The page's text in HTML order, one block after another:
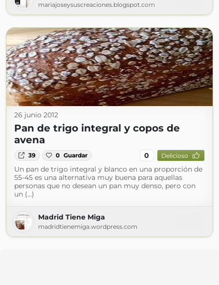
mariajoseysuscreaciones.blogspot.com
26 junio 2012
Pan de trigo integral y copos de
avena
39 0 Guardar 0 Delicioso
Un pan de trigo integral y blanco en una proporción de
55-45 es una alternativa muy buena para aquellas
personas que no desean un pan muy denso, pero con
un (...)
Madrid Tiene Miga
madridtienemiga.wordpress.com